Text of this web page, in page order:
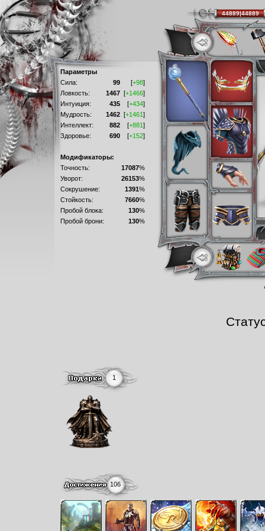
Параметры
Сила:
99 [+98]
Ловкость:
1467 [+1466]
Интуиция:
435 [+434]
Мудрость:
1462 [+1461]
Интеллект:
882 [+881]
Здоровье:
690 [+152]
Модификаторы:
Точность:
17087%
Уворот:
26153%
Сокрушение:
1391%
Стойкость:
7660%
Пробой блока:
130%
Пробой брони:
130%
1
106
44889|44889